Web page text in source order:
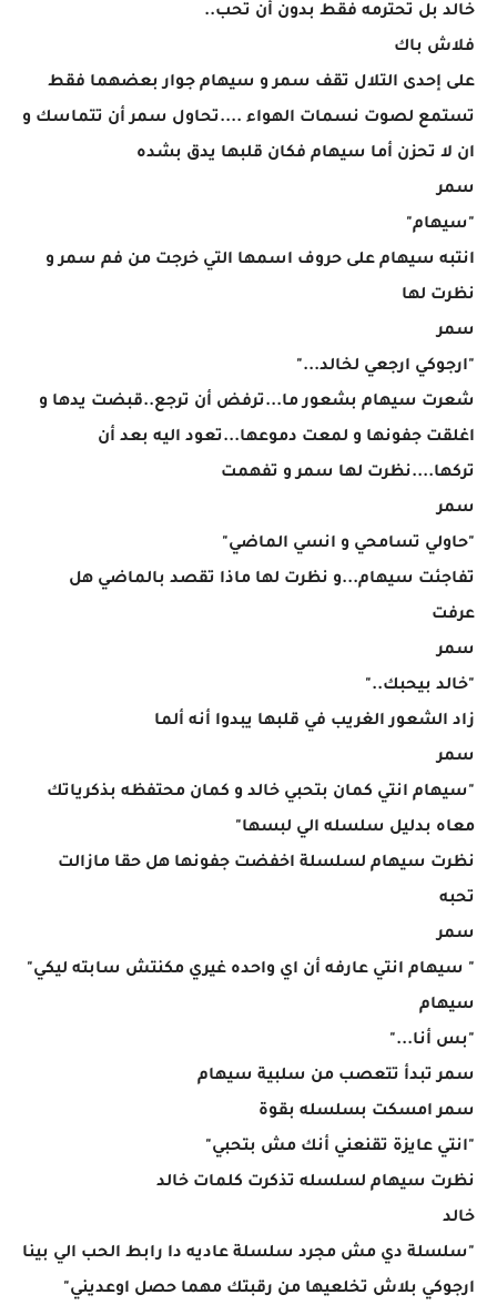
خالد بل تحترمه فقط بدون أن تحب..
فلاش باك
على إحدى التلال تقف سمر و سيهام جوار بعضهما فقط
تستمع لصوت نسمات الهواء ....تحاول سمر أن تتماسك و
ان لا تحزن أما سيهام فكان قلبها يدق بشده
سمر
"سيهام"
انتبه سيهام على حروف اسمها التي خرجت من فم سمر و
نظرت لها
سمر
"ارجوكي ارجعي لخالد..."
شعرت سيهام بشعور ما...ترفض أن ترجع..قبضت يدها و
اغلقت جفونها و لمعت دموعها...تعود اليه بعد أن
تركها....نظرت لها سمر و تفهمت
سمر
"حاولي تسامحي و انسي الماضي"
تفاجئت سيهام...و نظرت لها ماذا تقصد بالماضي هل
عرفت
سمر
"خالد بيحبك.."
زاد الشعور الغريب في قلبها يبدوا أنه ألما
سمر
"سيهام انتي كمان بتحبي خالد و كمان محتفظه بذكرياتك
معاه بدليل سلسله الي لبسها"
نظرت سيهام لسلسلة اخفضت جفونها هل حقا مازالت
تحبه
سمر
" سيهام انتي عارفه أن اي واحده غيري مكنتش سابته ليكي"
سيهام
"بس أنا..."
سمر تبدأ تتعصب من سلبية سيهام
سمر امسكت بسلسله بقوة
"انتي عايزة تقنعني أنك مش بتحبي"
نظرت سيهام لسلسله تذكرت كلمات خالد
خالد
"سلسلة دي مش مجرد سلسلة عاديه دا رابط الحب الي بينا
ارجوكي بلاش تخلعيها من رقبتك مهما حصل اوعديني"